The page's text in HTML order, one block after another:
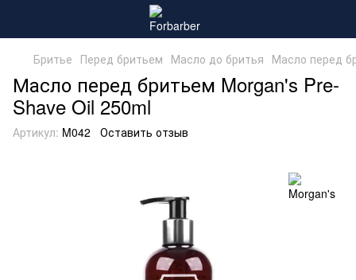
Бритье Перед бритьем Масло до бритья Масло перед
Масло перед бритьем Morgan's Pre-
Shave Oil 250ml
Артикул: M042 Оставить отзыв